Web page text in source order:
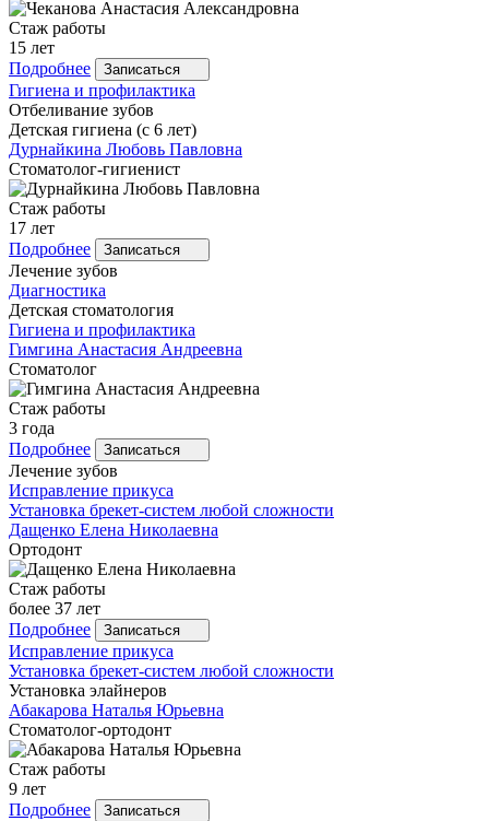
Стаж работы
15 лет
Подробнее
Записаться
Гигиена и профилактика
Отбеливание зубов
Детская гигиена (с 6 лет)
Дурнайкина Любовь Павловна
Стоматолог-гигиенист
Стаж работы
17 лет
Подробнее
Записаться
Лечение зубов
Диагностика
Детская стоматология
Гигиена и профилактика
Гимгина Анастасия Андреевна
Стоматолог
Стаж работы
3 года
Подробнее
Записаться
Лечение зубов
Исправление прикуса
Установка брекет-систем любой сложности
Дащенко Елена Николаевна
Ортодонт
Стаж работы
более 37 лет
Подробнее
Записаться
Исправление прикуса
Установка брекет-систем любой сложности
Установка элайнеров
Абакарова Наталья Юрьевна
Стоматолог-ортодонт
Стаж работы
9 лет
Подробнее
Записаться